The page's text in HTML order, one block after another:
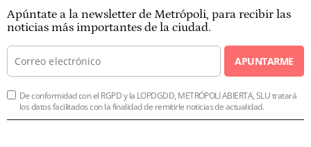
Apúntate a la newsletter de Metrópoli, para recibir las
noticias más importantes de la ciudad.
APUNTARME
De conformidad con el RGPD y la LOPDGDD, METRÓPOLI ABIERTA, SLU tratará
los datos facilitados con la finalidad de remitirle noticias de actualidad.